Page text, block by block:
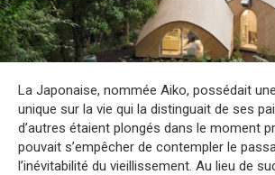
La Japonaise, nommée Aiko, possédait
unique sur la vie qui la distinguait de ses
d’autres étaient plongés dans le moment
pouvait s’empêcher de contempler le
l’inévitabilité du vieillissement. Au lieu de